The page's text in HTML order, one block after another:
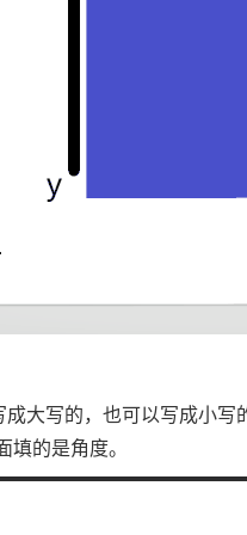
大写的，也可以写成小
的是角度。